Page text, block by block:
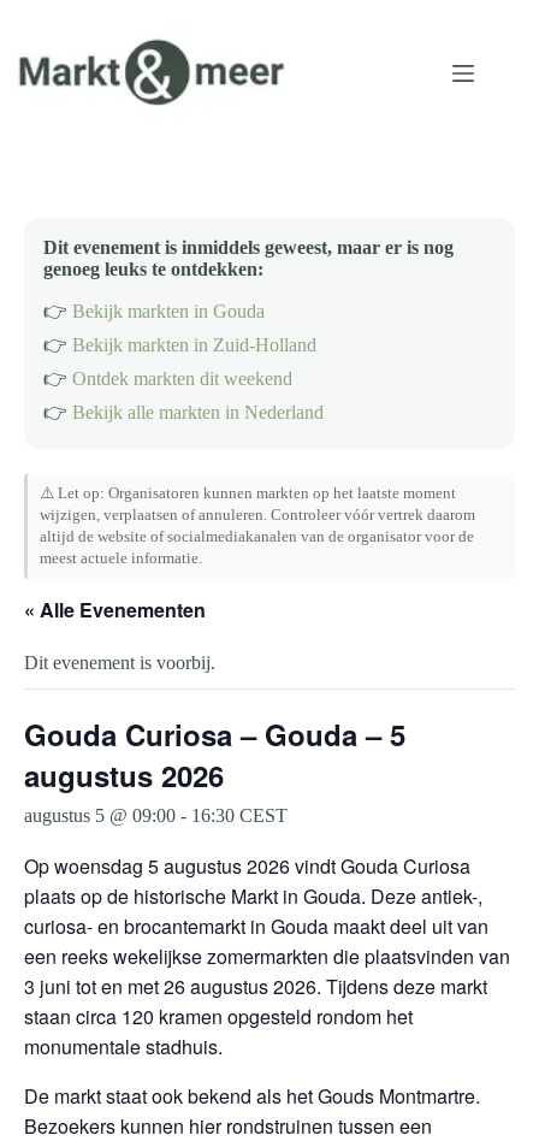
inhoud
Dit evenement is inmiddels geweest, maar er is nog
genoeg leuks te ontdekken:
👉 Bekijk markten in Gouda
👉 Bekijk markten in Zuid-Holland
👉 Ontdek markten dit weekend
👉 Bekijk alle markten in Nederland
⚠️ Let op: Organisatoren kunnen markten op het laatste moment
wijzigen, verplaatsen of annuleren. Controleer vóór vertrek daarom
altijd de website of socialmediakanalen van de organisator voor de
meest actuele informatie.
« Alle Evenementen
Dit evenement is voorbij.
Gouda Curiosa – Gouda – 5
augustus 2026
augustus 5 @ 09:00 - 16:30 CEST
Op woensdag 5 augustus 2026 vindt Gouda Curiosa
plaats op de historische Markt in Gouda. Deze antiek-,
curiosa- en brocantemarkt in Gouda maakt deel uit van
een reeks wekelijkse zomermarkten die plaatsvinden van
3 juni tot en met 26 augustus 2026. Tijdens deze markt
staan circa 120 kramen opgesteld rondom het
monumentale stadhuis.
De markt staat ook bekend als het Gouds Montmartre.
Bezoekers kunnen hier rondstruinen tussen een